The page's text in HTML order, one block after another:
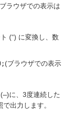
ラウザでの表示は
(“) に変換し、数
(ブラウザでの表示
(–)に、3度連続した
出力します。